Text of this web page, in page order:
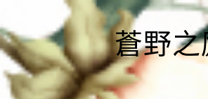
to
content
蒼野之